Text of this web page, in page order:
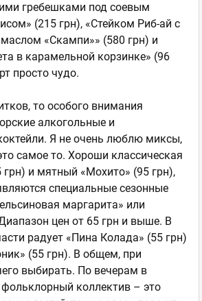
гребешками под соевым
(215 грн), «Стейком Риб-ай с
«Скампи»» (580 грн) и
в карамельной корзинке» (96
просто чудо.
то особого внимания
алкогольные и
Я не очень люблю миксы,
самое то. Хороши классическая
грн) и мятный «Мохито» (95 грн),
специальные сезонные
маргарита» или
цен от 65 грн и выше. В
радует «Пина Колада» (55 грн)
(55 грн). В общем, при
выбирать. По вечерам в
фольклорный коллектив – это